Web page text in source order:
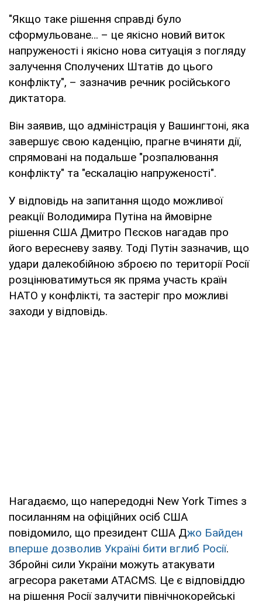
"Якщо таке рішення справді було
сформульоване… – це якісно новий виток
напруженості і якісно нова ситуація з погляду
залучення Сполучених Штатів до цього
конфлікту", – зазначив речник російського
диктатора.
Він заявив, що адміністрація у Вашингтоні, яка
завершує свою каденцію, прагне вчиняти дії,
спрямовані на подальше "розпалювання
конфлікту" та "ескалацію напруженості".
У відповідь на запитання щодо можливої
реакції Володимира Путіна на ймовірне
рішення США Дмитро Пєсков нагадав про
його вересневу заяву. Тоді Путін зазначив, що
удари далекобійною зброєю по території Росії
розцінюватимуться як пряма участь країн
НАТО у конфлікті, та застеріг про можливі
заходи у відповідь.
Нагадаємо, що напередодні New York Times з
посиланням на офіційних осіб США
повідомило, що президент США Джо Байден
вперше дозволив Україні бити вглиб Росії.
Збройні сили України можуть атакувати
агресора ракетами ATACMS. Це є відповіддю
на рішення Росії залучити північнокорейські